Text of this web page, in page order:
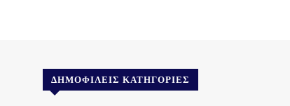
ΔΗΜΟΦΙΛΕΊΣ ΚΑΤΗΓΟΡΊΕΣ